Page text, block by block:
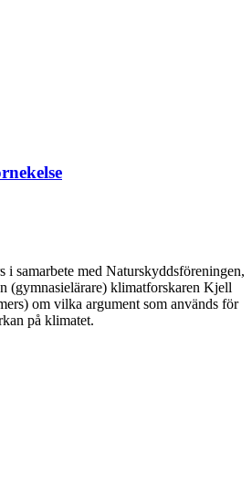
i samarbete med Naturskyddsföreningen,
(gymnasielärare) klimatforskaren Kjell
om vilka argument som används för
på klimatet.